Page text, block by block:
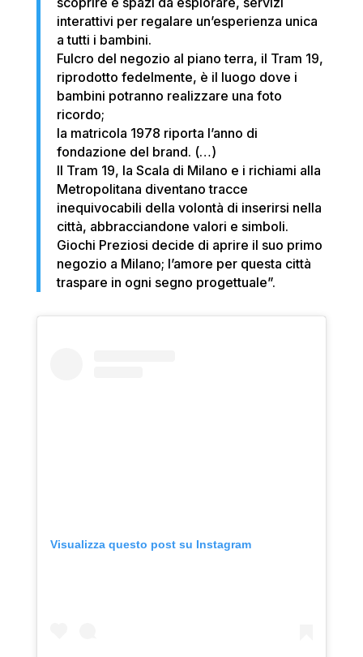
interattivi per regalare un’esperienza unica
a tutti i bambini.
Fulcro del negozio al piano terra, il Tram 19,
riprodotto fedelmente, è il luogo dove i
bambini potranno realizzare una foto
ricordo;
la matricola 1978 riporta l’anno di
fondazione del brand. (…)
Il Tram 19, la Scala di Milano e i richiami alla
Metropolitana diventano tracce
inequivocabili della volontà di inserirsi nella
città, abbracciandone valori e simboli.
Giochi Preziosi decide di aprire il suo primo
negozio a Milano; l’amore per questa città
traspare in ogni segno progettuale”.
Visualizza questo post su Instagram